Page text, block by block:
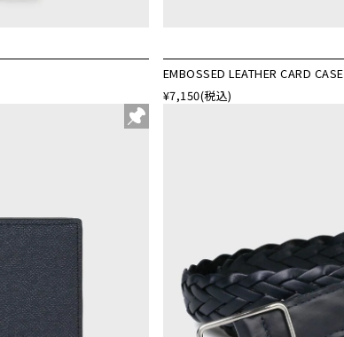
EMBOSSED LEATHER CARD CASE
¥7,150(税込)